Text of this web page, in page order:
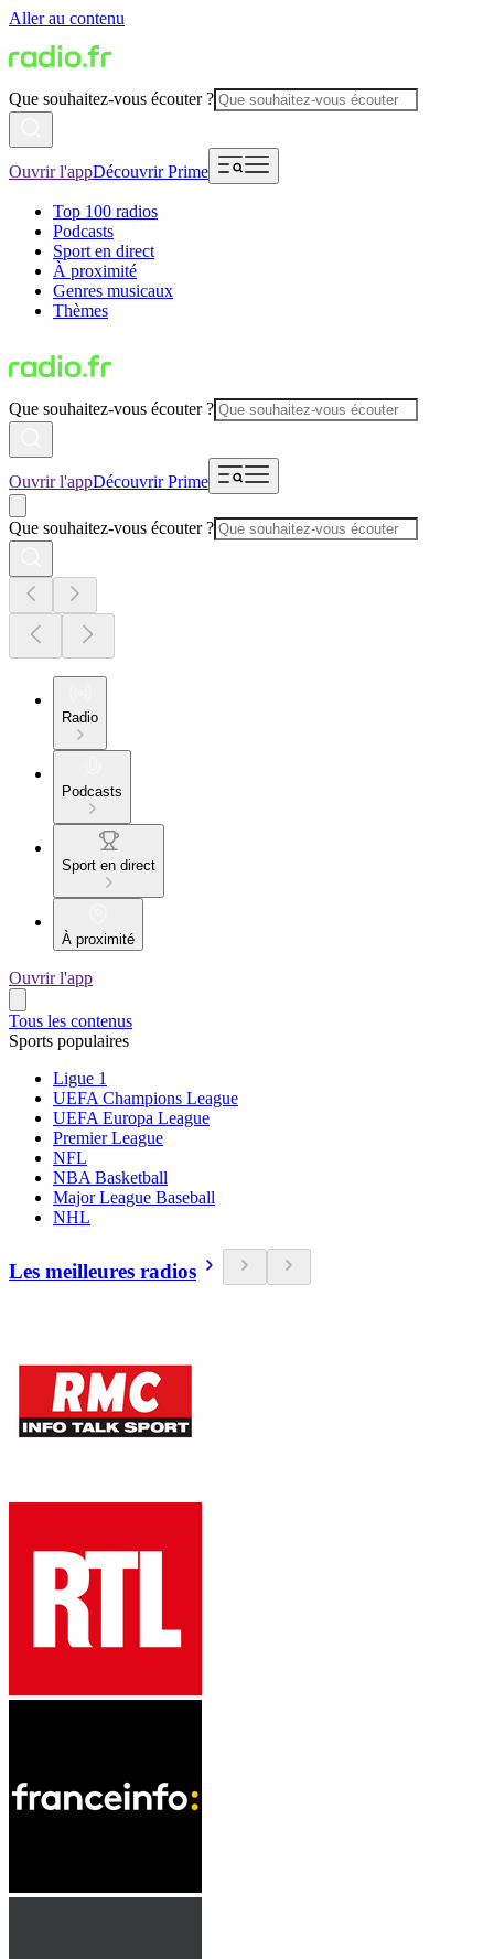
Aller au contenu
Que souhaitez-vous écouter ?
Ouvrir l'appDécouvrir Prime
Top 100 radios
Podcasts
Sport en direct
À proximité
Genres musicaux
Thèmes
Que souhaitez-vous écouter ?
Ouvrir l'appDécouvrir Prime
Que souhaitez-vous écouter ?
Radio
Podcasts
Sport en direct
À proximité
Ouvrir l'app
Tous les contenus
Sports populaires
Ligue 1
UEFA Champions League
UEFA Europa League
Premier League
NFL
NBA Basketball
Major League Baseball
NHL
Les meilleures radios